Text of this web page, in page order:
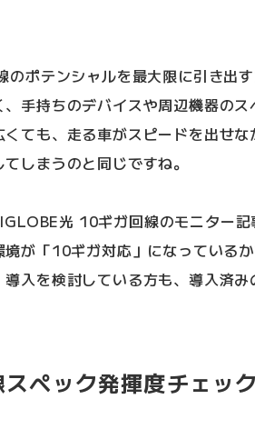
のポテンシャルを最大限に引き出
手持ちのデバイスや周辺機器の
ても、走る車がスピードを出せ
しまうのと同じですね。
光 10ギガ回線のモニター
境が「10ギガ対応」になっている
入を検討している方も、導入済
ペック発揮度チェッ